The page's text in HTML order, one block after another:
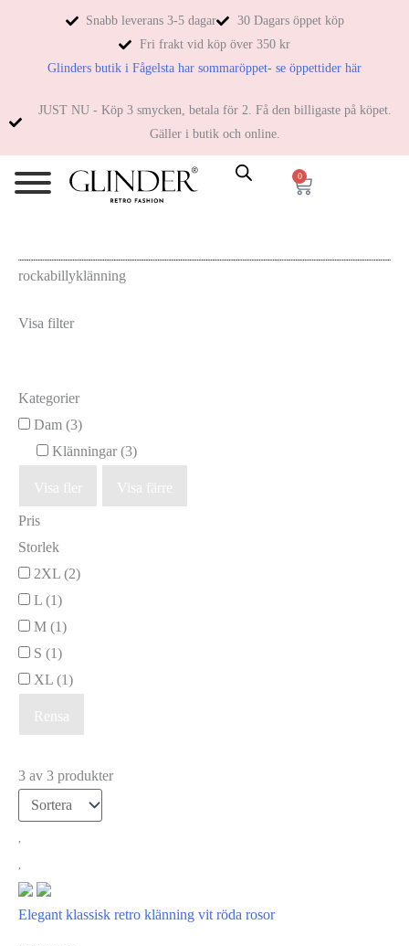
Snabb leverans 3-5 dagar
30 Dagars öppet köp
Fri frakt vid köp över 350 kr
Glinders butik i Fågelsta har sommaröppet- se öppettider här
JUST NU - Köp 3 smycken, betala för 2. Få den billigaste på köpet.
Gäller i butik och online.
0
rockabillyklänning
Visa filter
Kategorier
Dam (3)
Klänningar (3)
Visa fler Visa färre
Pris
Storlek
2XL (2)
L (1)
M (1)
S (1)
XL (1)
Rensa
3 av 3 produkter
Elegant klassisk retro klänning vit röda rosor